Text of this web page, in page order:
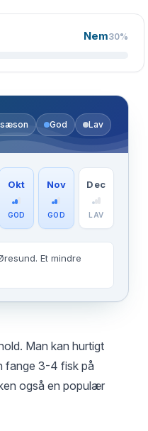
Nem30%
God Lav
Okt
GOD
Nov
GOD
Dec
LAV
Et mindre
Man kan hurtigt
fange 3-4 fisk på
også en populær